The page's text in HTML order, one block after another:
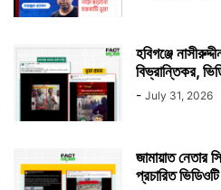
হবিগঞ্জে
বিভ্রান্তিকর,
- July 31, 2026
জামায়াত নেতার
প্রচারিত